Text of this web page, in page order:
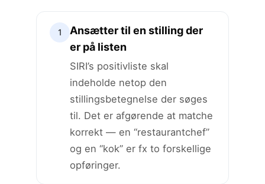
1
Ansætter til en stilling der
er på listen
SIRI’s positivliste skal
indeholde netop den
stillingsbetegnelse der søges
til. Det er afgørende at matche
korrekt — en “restaurantchef”
og en “kok” er fx to forskellige
opføringer.